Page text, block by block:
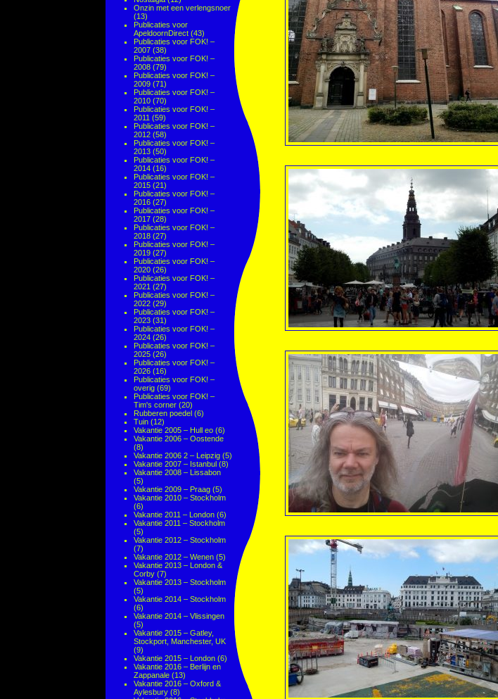
Onzin met een verlengsnoer
(13)
Publicaties voor
ApeldoornDirect (43)
Publicaties voor FOK! –
2007 (38)
Publicaties voor FOK! –
2008 (79)
Publicaties voor FOK! –
2009 (71)
Publicaties voor FOK! –
2010 (70)
Publicaties voor FOK! –
2011 (59)
Publicaties voor FOK! –
2012 (58)
Publicaties voor FOK! –
2013 (50)
Publicaties voor FOK! –
2014 (16)
Publicaties voor FOK! –
2015 (21)
Publicaties voor FOK! –
2016 (27)
Publicaties voor FOK! –
2017 (28)
Publicaties voor FOK! –
2018 (27)
Publicaties voor FOK! –
2019 (27)
Publicaties voor FOK! –
2020 (26)
Publicaties voor FOK! –
2021 (27)
Publicaties voor FOK! –
2022 (29)
Publicaties voor FOK! –
2023 (31)
Publicaties voor FOK! –
2024 (26)
Publicaties voor FOK! –
2025 (26)
Publicaties voor FOK! –
2026 (16)
Publicaties voor FOK! –
overig (69)
Publicaties voor FOK! –
Tim's corner (20)
Rubberen poedel (6)
Tuin (12)
Vakantie 2005 – Hull eo (6)
Vakantie 2006 – Oostende
(8)
Vakantie 2006 2 – Leipzig (5)
Vakantie 2007 – Istanbul (8)
Vakantie 2008 – Lissabon
(5)
Vakantie 2009 – Praag (5)
Vakantie 2010 – Stockholm
(6)
Vakantie 2011 – London (6)
Vakantie 2011 – Stockholm
(5)
Vakantie 2012 – Stockholm
(7)
Vakantie 2012 – Wenen (5)
Vakantie 2013 – London &
Corby (7)
Vakantie 2013 – Stockholm
(5)
Vakantie 2014 – Stockholm
(6)
Vakantie 2014 – Vlissingen
(5)
Vakantie 2015 – Gatley,
Stockport, Manchester, UK
(9)
Vakantie 2015 – London (6)
Vakantie 2016 – Berlijn en
Zappanale (13)
Vakantie 2016 – Oxford &
Aylesbury (8)